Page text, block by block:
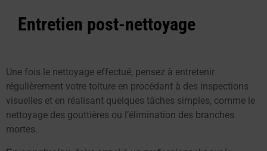
Entretien post-nettoyage
Une fois le nettoyage effectué, pensez à entretenir
régulièrement votre toiture en procédant à des inspections
visuelles et en réalisant quelques tâches simples, comme le
nettoyage des gouttières ou l’élimination des branches
mortes.